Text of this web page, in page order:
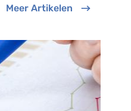
Meer Artikelen